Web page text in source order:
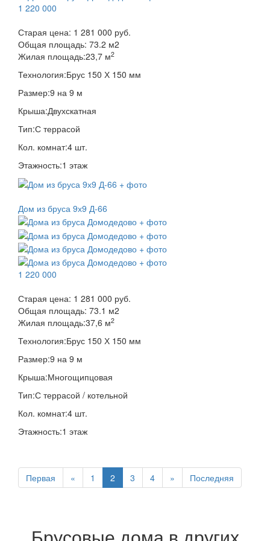
1 220 000
Старая цена: 1 281 000 руб.
Общая площадь: 73.2 м2
Жилая площадь:23,7 м2
Технология:Брус 150 Х 150 мм
Размер:9 на 9 м
Крыша:Двухскатная
Тип:С террасой
Кол. комнат:4 шт.
Этажность:1 этаж
Дом из бруса 9х9 Д-66
1 220 000
Старая цена: 1 281 000 руб.
Общая площадь: 73.1 м2
Жилая площадь:37,6 м2
Технология:Брус 150 Х 150 мм
Размер:9 на 9 м
Крыша:Многощипцовая
Тип:С террасой / котельной
Кол. комнат:4 шт.
Этажность:1 этаж
Первая « 1 2 3 4 » Последняя